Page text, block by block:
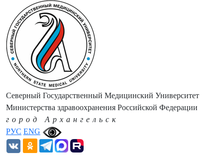
РУС ENG
Северный Государственный Медицинский Университет
Министерства здравоохранения Российской Федерации
город Архангельск